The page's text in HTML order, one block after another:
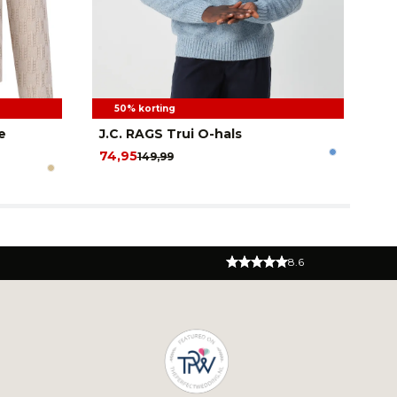
50% korting
J.C. RAGS Trui O-hals
149,99
74,95
8.6